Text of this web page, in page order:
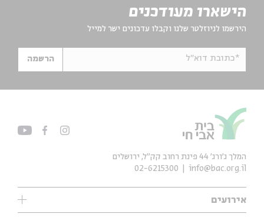
הישארו מעודכנים
הירשמו לניוזלטר שלנו וקבלו עדכונים ישר למייל
*כתובת דוא"ל הרשמה
אירועים
עיון
המלך ג'ורג' 44 פינת רחוב קק״ל, ירושלים
info@bac.org.il
02-6215300